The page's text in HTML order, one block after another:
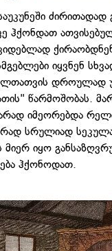
ჰქონდათ
იყვნენ
დროულად
წარმოშობას.
იმეორებდა
სრულიად
მიერ იყო
ჰქონოდათ.